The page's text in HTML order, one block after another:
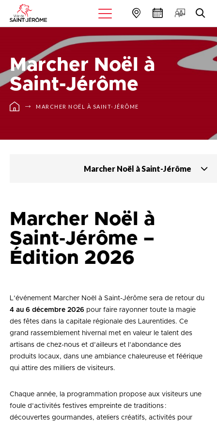
Marcher Noël à
Saint-Jérôme
MARCHER NOËL À SAINT-JÉRÔME
Marcher Noël à Saint-Jérôme
Marcher Noël à
Saint‑Jérôme –
Édition 2026
L’événement Marcher Noël à Saint-Jérôme sera de retour du
4 au 6 décembre 2026 pour faire rayonner toute la magie
des fêtes dans la capitale régionale des Laurentides. Ce
grand rassemblement hivernal met en valeur le talent des
artisans de chez-nous et d’ailleurs et l’abondance des
produits locaux, dans une ambiance chaleureuse et féérique
qui attire des milliers de visiteurs.
Chaque année, la programmation propose aux visiteurs une
foule d’activités festives empreinte de traditions :
découvertes gourmandes, ateliers créatifs, activités pour